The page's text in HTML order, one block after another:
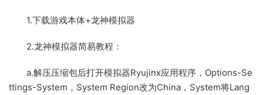
1.下载游戏本体+龙神模拟器
2.龙神模拟器简易教程：
a.解压压缩包后打开模拟器Ryujinx应用程序，Options-Se
ttings-System，System Region改为China，System将Lang